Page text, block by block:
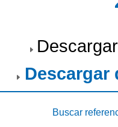
Descargar
Buscar